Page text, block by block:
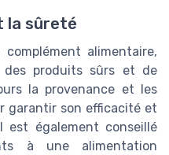
la sûreté
alimentaire,
des produits sûrs et de
la provenance et les
garantir son efficacité et
également conseillé
à une alimentation